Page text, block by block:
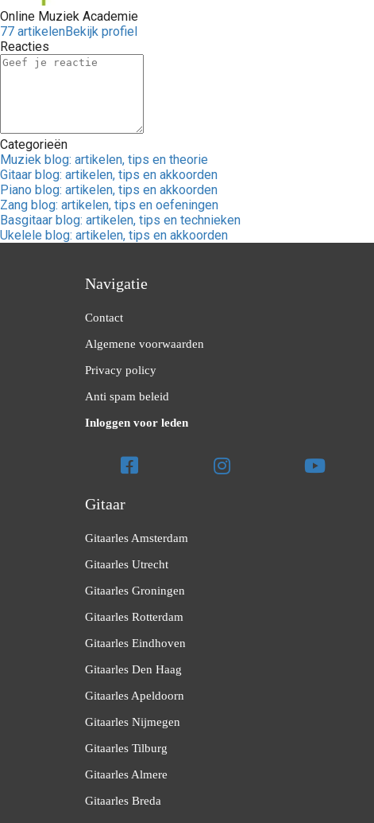
Online Muziek Academie
77 artikelenBekijk profiel
Reacties
Categorieën
Muziek blog: artikelen, tips en theorie
Gitaar blog: artikelen, tips en akkoorden
Piano blog: artikelen, tips en akkoorden
Zang blog: artikelen, tips en oefeningen
Basgitaar blog: artikelen, tips en technieken
Ukelele blog: artikelen, tips en akkoorden
Navigatie
Contact
Algemene voorwaarden
Privacy policy
Anti spam beleid
Inloggen voor leden
Gitaar
Gitaarles Amsterdam
Gitaarles Utrecht
Gitaarles Groningen
Gitaarles Rotterdam
Gitaarles Eindhoven
Gitaarles Den Haag
Gitaarles Apeldoorn
Gitaarles Nijmegen
Gitaarles Tilburg
Gitaarles Almere
Gitaarles Breda